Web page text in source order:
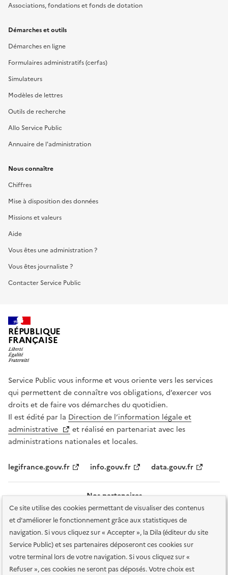
Ce site utilise des cookies permettant de visualiser des contenus
et d'améliorer le fonctionnement grâce aux statistiques de
navigation. Si vous cliquez sur « Accepter », la Dila (éditeur du site
Service Public) et ses partenaires déposeront ces cookies sur
votre terminal lors de votre navigation. Si vous cliquez sur «
Refuser », ces cookies ne seront pas déposés. Votre choix est
Associations, fondations et fonds de dotation
Démarches et outils
Démarches en ligne
Formulaires administratifs (cerfas)
Simulateurs
Modèles de lettres
Outils de recherche
Allo Service Public
Annuaire de l'administration
Nous connaître
Chiffres
Mise à disposition des données
Missions et valeurs
Aide
Vous êtes une administration ?
Vous êtes journaliste ?
Contacter Service Public
RÉPUBLIQUE
FRANÇAISE
Service Public vous informe et vous oriente vers les services
qui permettent de connaître vos obligations, d’exercer vos
droits et de faire vos démarches du quotidien.
Il est édité par la Direction de l’information légale et
administrative
et réalisé en partenariat avec les
administrations nationales et locales.
legifrance.gouv.fr info.gouv.fr data.gouv.fr
Nos partenaires
Plan du site Accessibilité : totalement conforme
Accessibilité des